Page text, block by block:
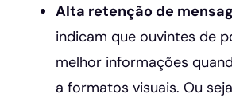
Alta retenção de
indicam que ouvintes de
melhor informações
a formatos visuais. Ou